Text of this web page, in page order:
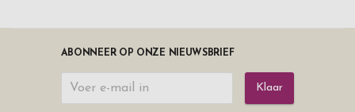
ABONNEER OP ONZE NIEUWSBRIEF
Klaar